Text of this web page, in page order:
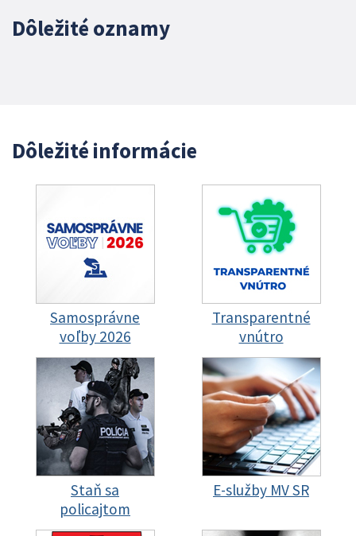
Dôležité oznamy
Dôležité informácie
Samosprávne
voľby 2026
Transparentné
vnútro
Staň sa
policajtom
E-služby MV SR